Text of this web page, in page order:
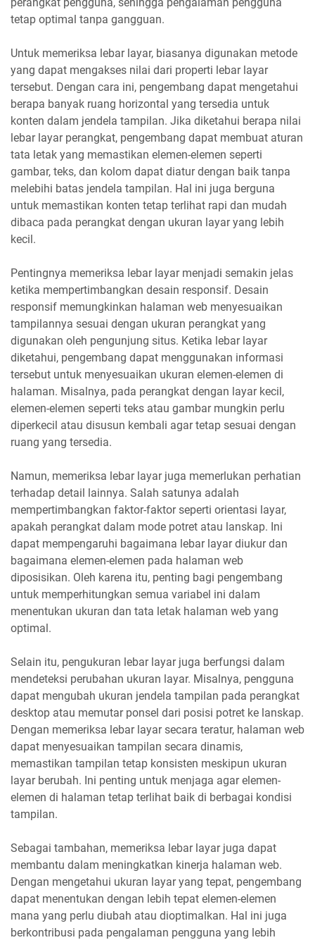
tetap optimal tanpa gangguan.
Untuk memeriksa lebar layar, biasanya digunakan metode
yang dapat mengakses nilai dari properti lebar layar
tersebut. Dengan cara ini, pengembang dapat mengetahui
berapa banyak ruang horizontal yang tersedia untuk
konten dalam jendela tampilan. Jika diketahui berapa nilai
lebar layar perangkat, pengembang dapat membuat aturan
tata letak yang memastikan elemen-elemen seperti
gambar, teks, dan kolom dapat diatur dengan baik tanpa
melebihi batas jendela tampilan. Hal ini juga berguna
untuk memastikan konten tetap terlihat rapi dan mudah
dibaca pada perangkat dengan ukuran layar yang lebih
kecil.
Pentingnya memeriksa lebar layar menjadi semakin jelas
ketika mempertimbangkan desain responsif. Desain
responsif memungkinkan halaman web menyesuaikan
tampilannya sesuai dengan ukuran perangkat yang
digunakan oleh pengunjung situs. Ketika lebar layar
diketahui, pengembang dapat menggunakan informasi
tersebut untuk menyesuaikan ukuran elemen-elemen di
halaman. Misalnya, pada perangkat dengan layar kecil,
elemen-elemen seperti teks atau gambar mungkin perlu
diperkecil atau disusun kembali agar tetap sesuai dengan
ruang yang tersedia.
Namun, memeriksa lebar layar juga memerlukan perhatian
terhadap detail lainnya. Salah satunya adalah
mempertimbangkan faktor-faktor seperti orientasi layar,
apakah perangkat dalam mode potret atau lanskap. Ini
dapat mempengaruhi bagaimana lebar layar diukur dan
bagaimana elemen-elemen pada halaman web
diposisikan. Oleh karena itu, penting bagi pengembang
untuk memperhitungkan semua variabel ini dalam
menentukan ukuran dan tata letak halaman web yang
optimal.
Selain itu, pengukuran lebar layar juga berfungsi dalam
mendeteksi perubahan ukuran layar. Misalnya, pengguna
dapat mengubah ukuran jendela tampilan pada perangkat
desktop atau memutar ponsel dari posisi potret ke lanskap.
Dengan memeriksa lebar layar secara teratur, halaman web
dapat menyesuaikan tampilan secara dinamis,
memastikan tampilan tetap konsisten meskipun ukuran
layar berubah. Ini penting untuk menjaga agar elemen-
elemen di halaman tetap terlihat baik di berbagai kondisi
tampilan.
Sebagai tambahan, memeriksa lebar layar juga dapat
membantu dalam meningkatkan kinerja halaman web.
Dengan mengetahui ukuran layar yang tepat, pengembang
dapat menentukan dengan lebih tepat elemen-elemen
mana yang perlu diubah atau dioptimalkan. Hal ini juga
berkontribusi pada pengalaman pengguna yang lebih